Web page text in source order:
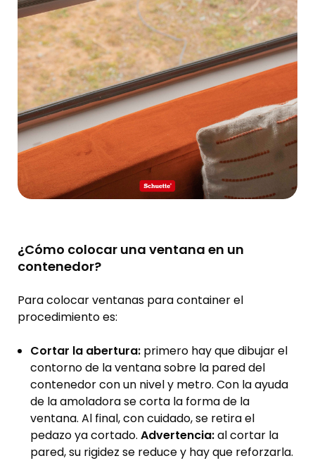
¿Cómo colocar una ventana en un
contenedor?
Para colocar ventanas para container el
procedimiento es:
Cortar la abertura: primero hay que dibujar el
contorno de la ventana sobre la pared del
contenedor con un nivel y metro. Con la ayuda
de la amoladora se corta la forma de la
ventana. Al final, con cuidado, se retira el
pedazo ya cortado. Advertencia:al cortar la
pared, su rigidez se reduce y hay que reforzarla.